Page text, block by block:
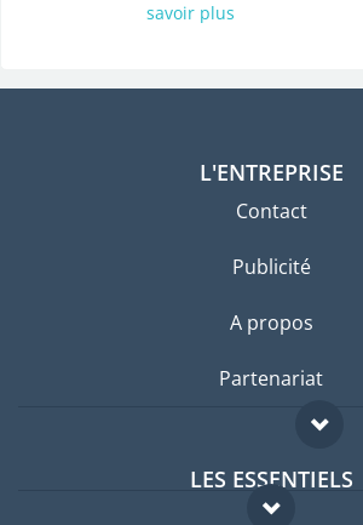
savoir plus
L'ENTREPRISE
Contact
Publicité
A propos
Partenariat
LES ESSENTIELS
Forum expatriés